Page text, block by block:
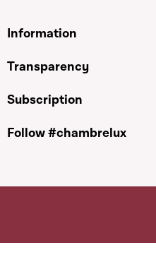
Information
Transparency
Subscription
Follow #chambrelux